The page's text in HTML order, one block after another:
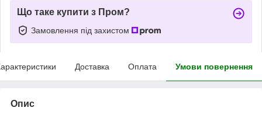
Що таке купити з Пром?
Замовлення під захистом
Доставка Оплата Умови повернення
Опис